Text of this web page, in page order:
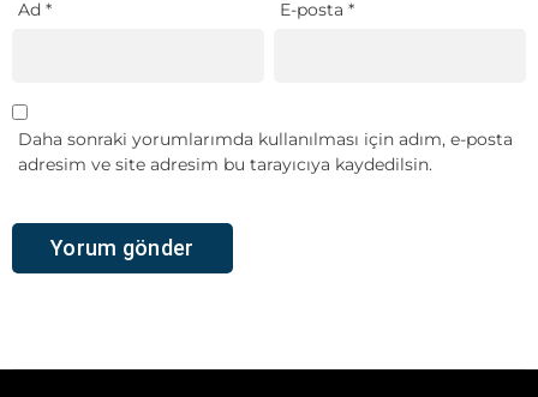
Ad * E-posta*
Daha sonraki yorumlarımda kullanılması için adım, e-posta
adresim ve site adresim bu tarayıcıya kaydedilsin.